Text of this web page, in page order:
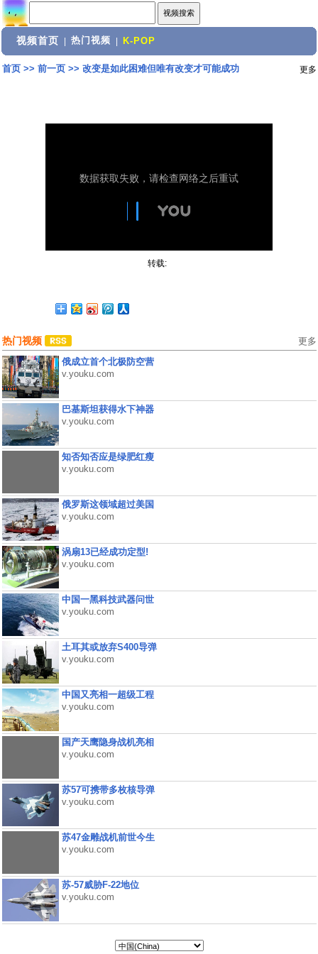
视频首页 热门视频 K-POP
首页>> 前一页>> 改变是如此困难但唯有改变才可能成功 更多
转载:
热门视频 更多
俄成立首个北极防空营
v.youku.com
巴基斯坦获得水下神器
v.youku.com
知否知否应是绿肥红瘦
v.youku.com
俄罗斯这领域超过美国
v.youku.com
涡扇13已经成功定型!
v.youku.com
中国一黑科技武器问世
v.youku.com
土耳其或放弃S400导弹
v.youku.com
中国又亮相一超级工程
v.youku.com
国产天鹰隐身战机亮相
v.youku.com
苏57可携带多枚核导弹
v.youku.com
苏47金雕战机前世今生
v.youku.com
苏-57威胁F-22地位
v.youku.com